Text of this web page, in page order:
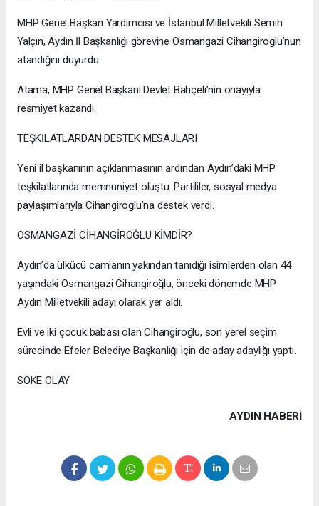
MHP Genel Başkan Yardımcısı ve İstanbul Milletvekili Semih
Yalçın, Aydın İl Başkanlığı görevine Osmangazi Cihangiroğlu’nun
atandığını duyurdu.
Atama, MHP Genel Başkanı Devlet Bahçeli’nin onayıyla
resmiyet kazandı.
TEŞKİLATLARDAN DESTEK MESAJLARI
Yeni il başkanının açıklanmasının ardından Aydın’daki MHP
teşkilatlarında memnuniyet oluştu. Partililer, sosyal medya
paylaşımlarıyla Cihangiroğlu’na destek verdi.
OSMANGAZİ CİHANGİROĞLU KİMDİR?
Aydın’da ülkücü camianın yakından tanıdığı isimlerden olan 44
yaşındaki Osmangazi Cihangiroğlu, önceki dönemde MHP
Aydın Milletvekili adayı olarak yer aldı.
Evli ve iki çocuk babası olan Cihangiroğlu, son yerel seçim
sürecinde Efeler Belediye Başkanlığı için de aday adaylığı yaptı.
SÖKE OLAY
AYDIN HABERİ